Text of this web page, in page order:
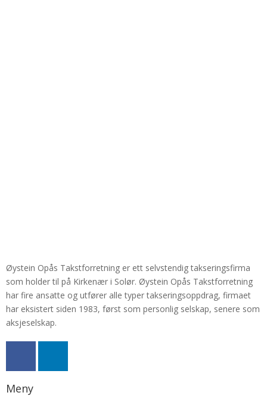
Øystein Opås Takstforretning er ett selvstendig takseringsfirma
som holder til på Kirkenær i Solør. Øystein Opås Takstforretning
har fire ansatte og utfører alle typer takseringsoppdrag, firmaet
har eksistert siden 1983, først som personlig selskap, senere som
aksjeselskap.
Meny